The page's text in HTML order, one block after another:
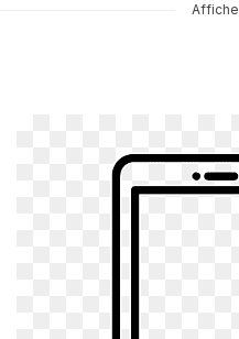
Affiche